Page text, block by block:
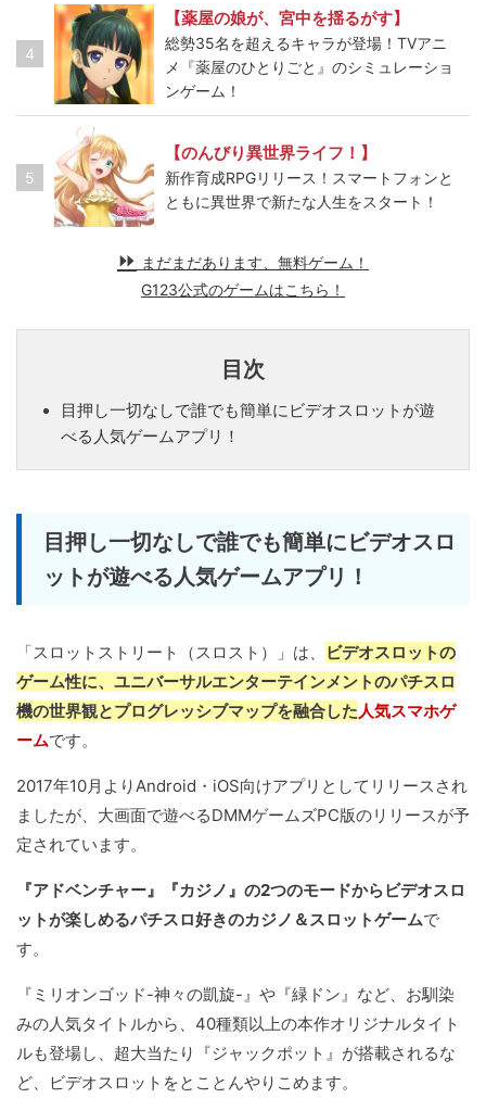
4
【薬屋の娘が、宮中を揺るがす】
総勢35名を超えるキャラが登場！TVアニ
メ『薬屋のひとりごと』のシミュレーショ
ンゲーム！
5
【のんびり異世界ライフ！】
新作育成RPGリリース！スマートフォンと
ともに異世界で新たな人生をスタート！
まだまだあります、無料ゲーム！
G123公式のゲームはこちら！
目次
目押し一切なしで誰でも簡単にビデオスロットが遊
べる人気ゲームアプリ！
目押し一切なしで誰でも簡単にビデオスロ
ットが遊べる人気ゲームアプリ！
「スロットストリート（スロスト）」は、
ビデオスロットの
ゲーム性に、ユニバーサルエンターテインメントのパチスロ
機の世界観とプログレッシブマップを融合した人気スマホゲ
ームです。
2017年10月よりAndroid・iOS向けアプリとしてリリースされ
ましたが、大画面で遊べるDMMゲームズPC版のリリースが予
定されています。
『アドベンチャー』『カジノ』の2つのモードからビデオスロ
ットが楽しめるパチスロ好きのカジノ＆スロットゲームで
す。
『ミリオンゴッド-神々の凱旋-』や『緑ドン』など、お馴染
みの人気タイトルから、40種類以上の本作オリジナルタイト
ルも登場し、超大当たり『ジャックポット』が搭載されるな
ど、ビデオスロットをとことんやりこめます。